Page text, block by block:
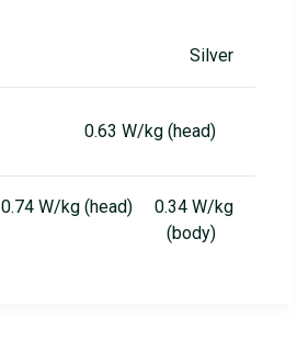
Silver
0.63 W/kg (head)
0.74 W/kg (head) 0.34 W/kg
(body)